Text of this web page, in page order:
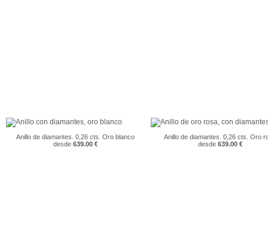
Anillo de diamantes. 0,26 cts. Oro blanco
desde639.00 €
Anillo de diamantes. 0,26 cts. Oro
desde639.00 €